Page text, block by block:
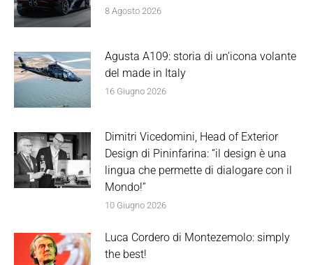
8 Agosto 2026
Agusta A109: storia di un’icona volante
del made in Italy
16 Giugno 2026
Dimitri Vicedomini, Head of Exterior
Design di Pininfarina: “il design è una
lingua che permette di dialogare con il
Mondo!”
10 Giugno 2026
Luca Cordero di Montezemolo: simply
the best!